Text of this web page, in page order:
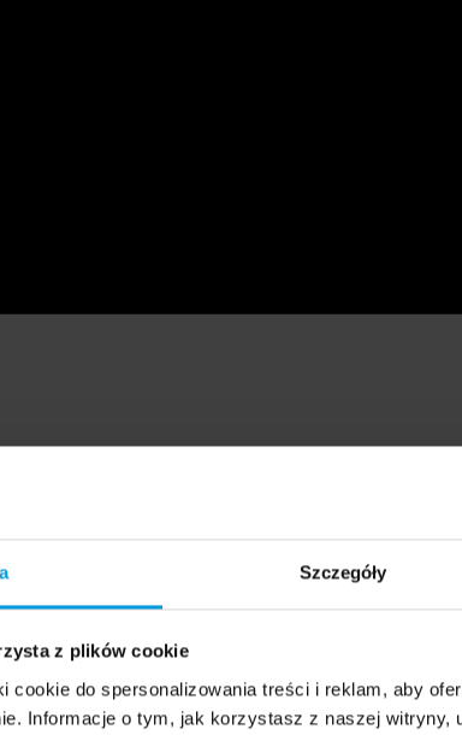
Szczegóły
z plików cookie
cookie do spersonalizowania treści i reklam, aby
Informacje o tym, jak korzystasz z naszej witryny,